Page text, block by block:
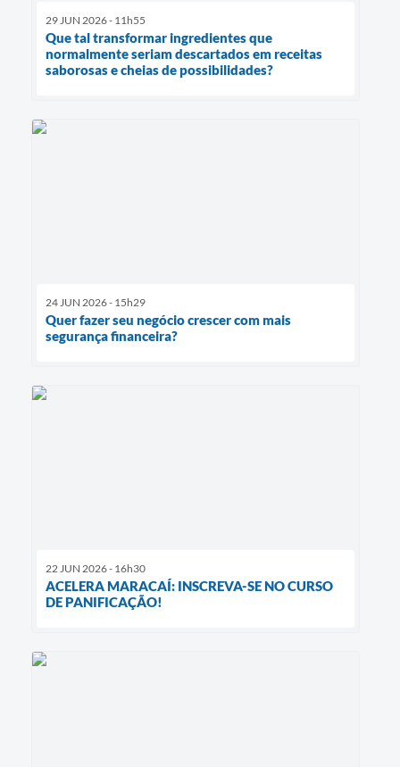
29 JUN 2026 - 11h55
Que tal transformar ingredientes que
normalmente seriam descartados em receitas
saborosas e cheias de possibilidades?
24 JUN 2026 - 15h29
Quer fazer seu negócio crescer com mais
segurança financeira?
22 JUN 2026 - 16h30
ACELERA MARACAÍ: INSCREVA-SE NO CURSO
DE PANIFICAÇÃO!